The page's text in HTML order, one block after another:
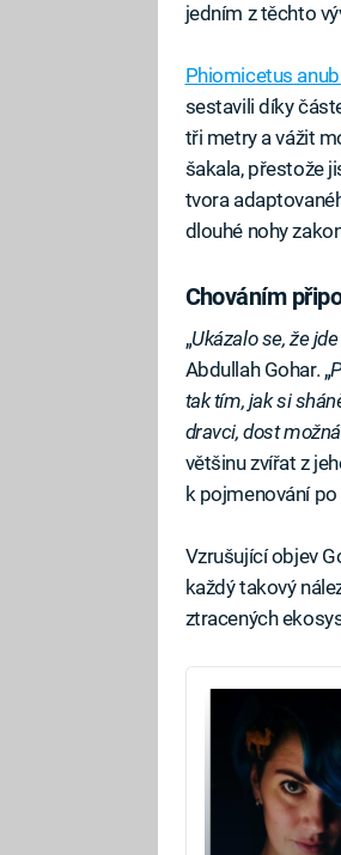
jedním z těchto
Phiomicetus
sestavili díky
tři metry a vážit
šakala, přestože
tvora
dlouhé nohy
Chováním
„Ukázalo se, že
Abdullah Gohar. „
tak tím, jak si
dravci, dost
většinu zvířat z
k pojmenování
Vzrušující objev
každý takový
ztracených